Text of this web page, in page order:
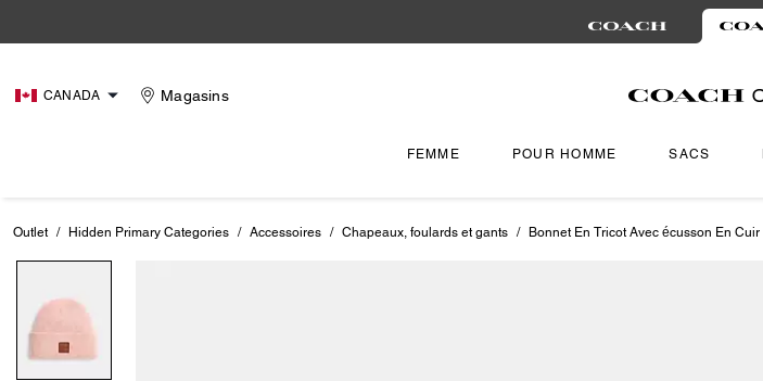
CANADA Magasins
FEMME POUR HOMME SACS
Outlet / Hidden Primary Categories / Accessoires / Chapeaux, foulards et gants / Bonnet En Tricot Avec écusson En Cuir